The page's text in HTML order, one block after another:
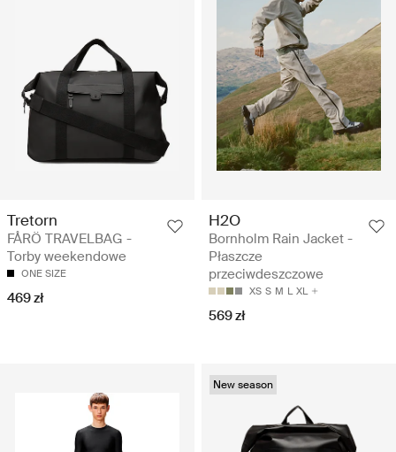
Tretorn
FÅRÖ TRAVELBAG -
Torby weekendowe
ONE SIZE
469 zł
H2O
Bornholm Rain Jacket -
Płaszcze
przeciwdeszczowe
XS S M L XL
569 zł
New season